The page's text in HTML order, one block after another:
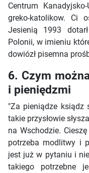
Centrum
greko-katolikow. Ci
Jesienią 1993
Polonii, w imieniu
dowiózł pisemna
6. Czym
i pieniędzmi
"Za pieniądze ksiądz
takie przysłowie
na Wschodzie.
potrzeba modlitwy i
jest już w pytaniu i
takiego potrzebne